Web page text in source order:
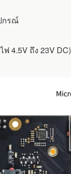
กรณ์
4.5V ถึง 23V DC)